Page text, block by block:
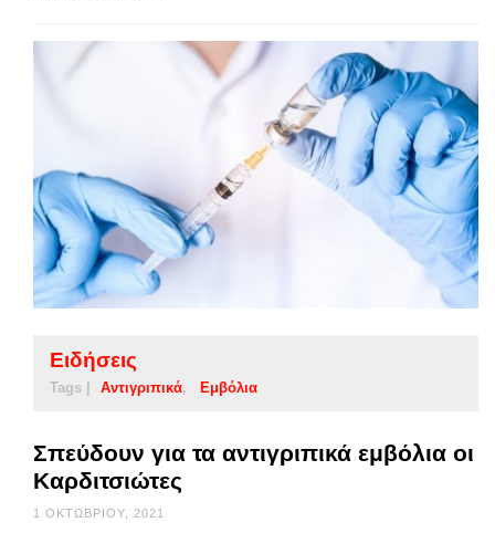
Ειδήσεις
Tags | Αντιγριπικά Εμβόλια
Σπεύδουν για τα αντιγριπικά εμβόλια οι
Καρδιτσιώτες
1 ΟΚΤΩΒΡΊΟΥ, 2021